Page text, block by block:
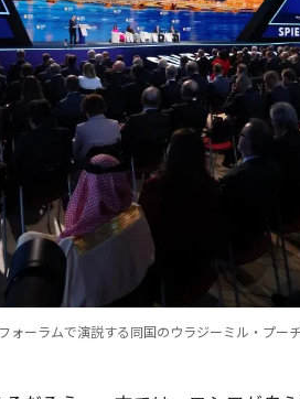
ォーラムで演説する同国のウラジーミル・プ